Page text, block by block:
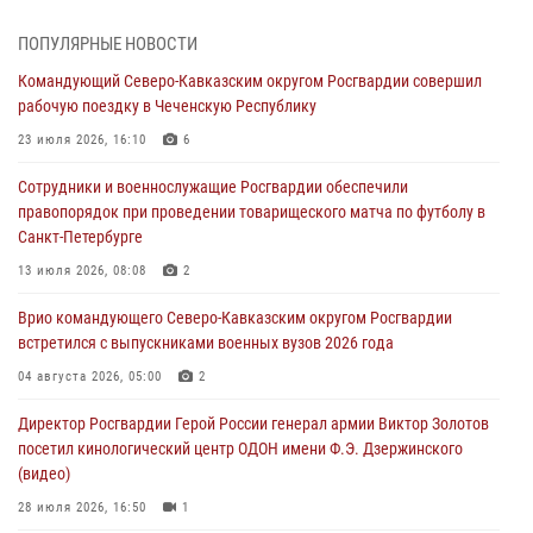
в честь юбилея ведомства
08 августа 2026, 09:03
медицины с учетом опыта СВО
08 августа 2026, 09:00 2
Военнослужащие Софринской бригады Росгвардии встретились с
дорогой к Победе в СВО» (видео)
08 августа 2026, 07:00
Кузбассе
ПОПУЛЯРНЫЕ НОВОСТИ
Командующий Северо-Кавказским округом Росгвардии совершил
рабочую поездку в Чеченскую Республику
23 июля 2026, 16:10 6
Сотрудники и военнослужащие Росгвардии обеспечили
правопорядок при проведении товарищеского матча по футболу в
Санкт-Петербурге
13 июля 2026, 08:08 2
Врио командующего Северо-Кавказским округом Росгвардии
встретился с выпускниками военных вузов 2026 года
04 августа 2026, 05:00 2
Директор Росгвардии Герой России генерал армии Виктор Золотов
посетил кинологический центр ОДОН имени Ф.Э. Дзержинского
(видео)
28 июля 2026, 16:50 1